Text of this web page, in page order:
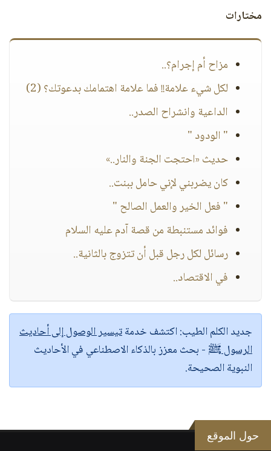
مختارات
مزاح أم إجرام؟..
لكل شيء علامة!! فما علامة اهتمامك بدعوتك؟ (2)
الداعية وانشراح الصدر..
" الودود "
حديث «احتجت الجنة والنار..»
كان يضربني لإني حامل ببنت..
" فعل الخير والعمل الصالح "
فوائد مستنبطة من قصة آدم عليه السلام
رسائل لكل رجل قبل أن تتزوج بالثانية..
في الاقتصاد..
جديد الكلم الطيب:اكتشف خدمةتيسير الوصول إلى أحاديث
الرسول ﷺ - بحث معزز بالذكاء الاصطناعي في الأحاديث
النبوية الصحيحة.
حول الموقع